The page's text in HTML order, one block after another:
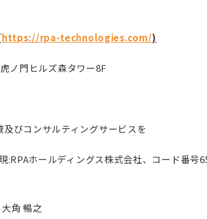
https://rpa-technologies.com/)
ノ門ヒルズ森タワー8F
びコンサルティングサービスを
:RPAホールディングス株式会社、コード番号
角 暢之